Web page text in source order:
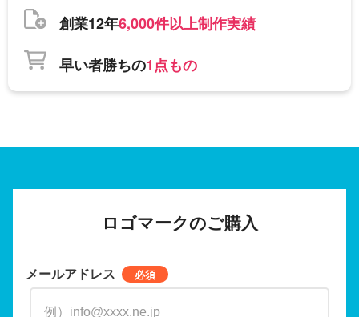
創業12年6,000件以上制作実績
早い者勝ちの1点もの
ロゴマークのご購入
メールアドレス